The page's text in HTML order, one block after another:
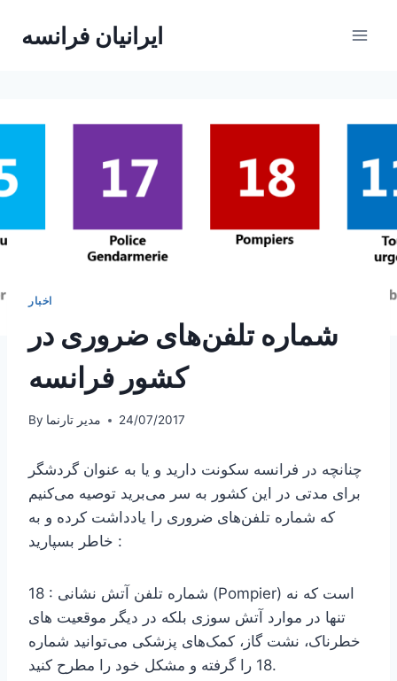
ایرانیان فرانسه
اخبار
شماره تلفن‌های ضروری در
کشور فرانسه
By مدیر تارنما 24/07/2017
چنانچه در فرانسه سکونت دارید و یا به عنوان گردشگر
برای مدتی در این کشور به سر می‌برید توصیه می‌کنیم
که شماره تلفن‌های ضروری را یادداشت کرده و به
خاطر بسپارید :
18 : شماره تلفن آتش نشانی (Pompier) است که نه
تنها در موارد آتش سوزی بلکه در دیگر موقعیت های
خطرناک، نشت گاز، کمک‌های پزشکی می‌توانید شماره
18 را گرفته و مشکل خود را مطرح کنید.